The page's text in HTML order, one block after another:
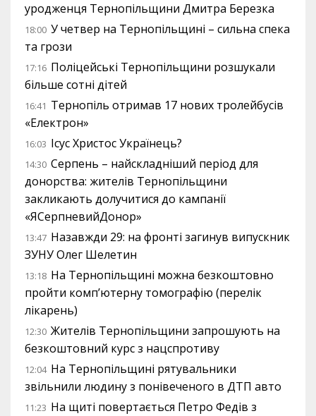
уродженця Тернопільщини Дмитра Березка
18:00 У четвер на Тернопільщині – сильна спека
та грози
17:16 Поліцейські Тернопільщини розшукали
більше сотні дітей
16:41 Тернопіль отримав 17 нових тролейбусів
«Електрон»
16:03 Ісус Христос Українець?
14:30 Серпень – найскладніший період для
донорства: жителів Тернопільщини
закликають долучитися до кампанії
«ЯСерпневийДонор»
13:47 Назавжди 29: на фронті загинув випускник
ЗУНУ Олег Шелетин
13:18 На Тернопільщині можна безкоштовно
пройти комп’ютерну томографію (перелік
лікарень)
12:30 Жителів Тернопільщини запрошують на
безкоштовний курс з нацспротиву
12:04 На Тернопільщині рятувальники
звільнили людину з понівеченого в ДТП авто
11:23 На щиті повертається Петро Федів з